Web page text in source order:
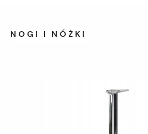
NOGI I NÓŻKI